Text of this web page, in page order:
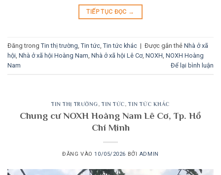
TIẾP TỤC ĐỌC →
Đăng trong Tin thị trường Tin tức Tin tức khác | Được gắn thẻ Nhà ở xã
hội Nhà ở xã hội Hoàng Nam Nhà ở xã hội Lê Cơ, NOXH NOXH Hoàng
Nam
Để lại bình luận
TIN THỊ TRƯỜNG,TIN TỨC,TIN TỨC KHÁC
Chung cư NOXH Hoàng Nam Lê Cơ, Tp. Hồ
Chí Minh
ĐĂNG VÀO10/05/2026 BỞI ADMIN